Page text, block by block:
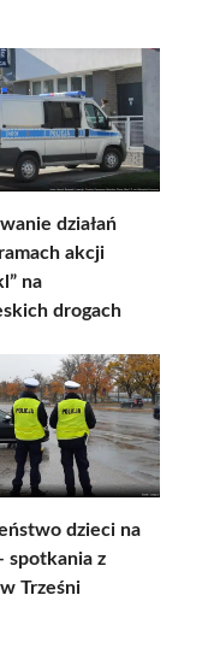
działań
akcji
na
drogach
dzieci na
spotkania z
Trześni